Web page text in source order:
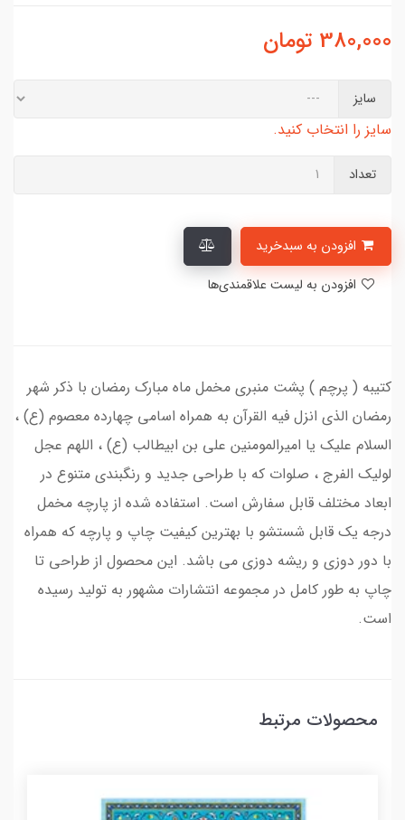
380,000 تومان
سایز
سایز را انتخاب کنید.
تعداد
کتیبه ( پرچم ) پشت منبری مخمل ماه مبارک رمضان با ذکر شهر
رمضان الذی انزل فيه القرآن به همراه اسامی چهارده معصوم (ع) ،
السلام علیک یا امیرالمومنین علی بن ابیطالب (ع) ، اللهم عجل
لولیک الفرج ، صلوات که با طراحی جدید و رنگبندی متنوع در
ابعاد مختلف قابل سفارش است. استفاده شده از پارچه مخمل
درجه یک قابل شستشو با بهترین کیفیت چاپ و پارچه که همراه
با دور دوزی و ریشه دوزی می باشد. این محصول از طراحی تا
چاپ به طور کامل در مجموعه انتشارات مشهور به تولید رسیده
است.
محصولات مرتبط